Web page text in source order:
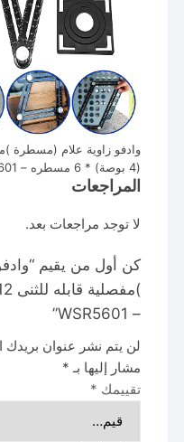
(4 بوصة) * 6 مسطره – WSR5601
المراجعات
لا توجد مراجعات بعد.
كن أول من يقيم
– WSR5601”
لن يتم نشر عنوان بريدك
مشار إليها بـ *
تقييمك *